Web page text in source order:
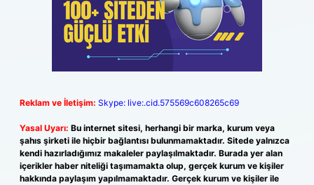
Reklam ve İletişim: Skype: live:.cid.575569c608265c69
Yasal Uyarı: Bu internet sitesi, herhangi bir marka, kurum veya
şahıs şirketi ile hiçbir bağlantısı bulunmamaktadır. Sitede yalnızca
kendi hazırladığımız makaleler paylaşılmaktadır. Burada yer alan
içerikler haber niteliği taşımamakta olup, gerçek kurum ve kişiler
hakkında paylaşım yapılmamaktadır. Gerçek kurum ve kişiler ile